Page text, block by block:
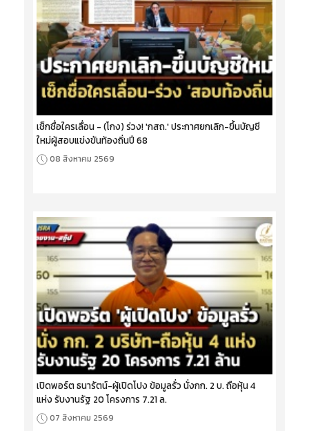
เช็กชื่อใครเลื่อน - (โกง) ร่วง! 'กสถ.' ประกาศยกเลิก-ขึ้นบัญชี
ใหม่ผู้สอบแข่งขันท้องถิ่นปี 68
08 สิงหาคม 2569
เปิดพอร์ต ธนารัตน์-ผู้เปิดโปง ข้อมูลรั่ว นั่งกก. 2 บ. ถือหุ้น 4
แห่ง รับงานรัฐ 20 โครงการ 7.21 ล.
07 สิงหาคม 2569